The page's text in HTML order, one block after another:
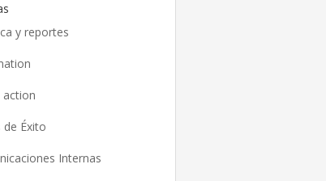
y reportes
action
de Éxito
Internas